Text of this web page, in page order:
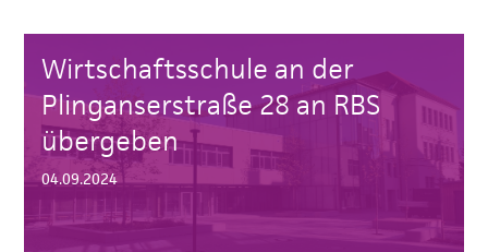
Wirtschaftsschule an der
Plinganserstraße 28 an RBS
übergeben
04.09.2024